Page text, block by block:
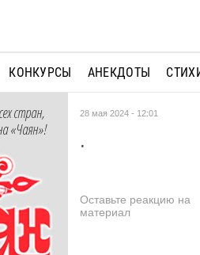
КОНКУРСЫ АНЕКДОТЫ
стран,
«Чаян»!
28 мая 2024 - 12:01
.
Оставьте реакцию на
материал